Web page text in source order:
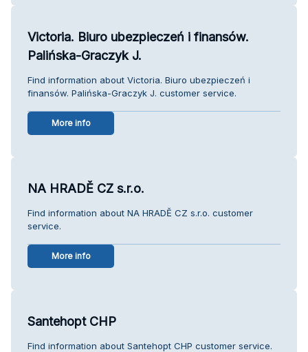
Victoria. Biuro ubezpieczeń i finansów.
Palińska-Graczyk J.
Find information about Victoria. Biuro ubezpieczeń i
finansów. Palińska-Graczyk J. customer service.
More info
NA HRADĚ CZ s.r.o.
Find information about NA HRADĚ CZ s.r.o. customer
service.
More info
Santehopt CHP
Find information about Santehopt CHP customer service.